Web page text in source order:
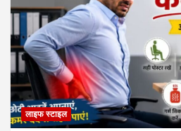
लाइफ स्टाइल